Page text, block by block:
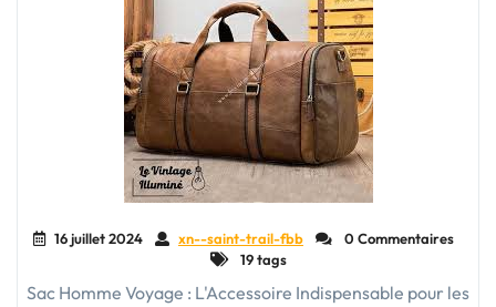
pour
voyager
léger"
16 juillet 2024 xn--saint-trail-fbb
0 Commentaires
19 tags
Sac Homme Voyage : L'Accessoire Indispensable pour les